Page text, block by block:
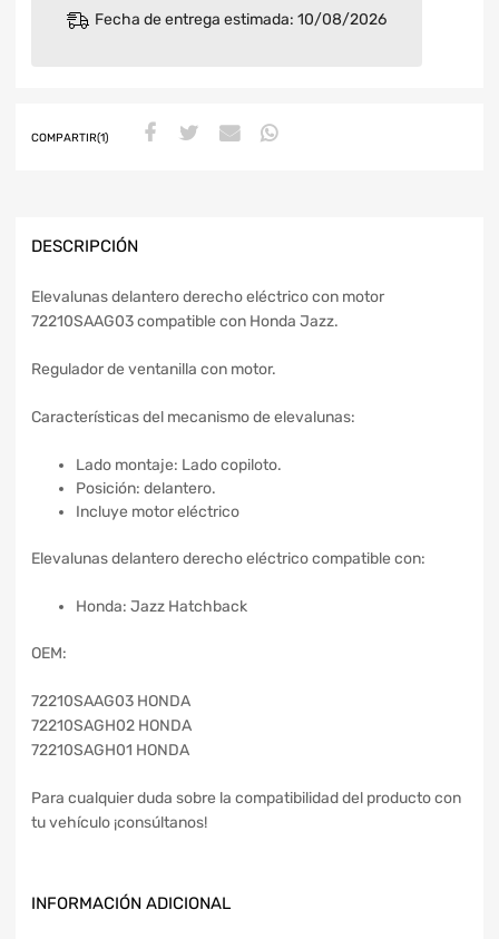
Fecha de entrega estimada: 10/08/2026
COMPARTIR(1)
DESCRIPCIÓN
Elevalunas delantero derecho eléctrico con motor
72210SAAG03 compatible con Honda Jazz.
Regulador de ventanilla con motor.
Características del mecanismo de elevalunas:
Lado montaje: Lado copiloto.
Posición: delantero.
Incluye motor eléctrico
Elevalunas delantero derecho eléctrico compatible con:
Honda: Jazz Hatchback
OEM:
72210SAAG03 HONDA
72210SAGH02 HONDA
72210SAGH01 HONDA
Para cualquier duda sobre la compatibilidad del producto con
tu vehículo ¡consúltanos!
INFORMACIÓN ADICIONAL